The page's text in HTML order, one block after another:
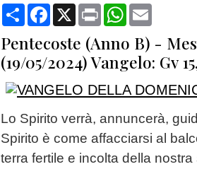
CondividiFacebook
X Print WhatsApp
Pentecoste (Anno B) -
(19/05/2024) Vangelo: Gv
Lo Spirito verrà, annuncerà,
Spirito è come affacciarsi al
terra fertile e incolta della